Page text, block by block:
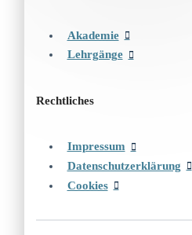
Akademie
Lehrgänge
Rechtliches
Impressum
Datenschutzerklärung
Cookies